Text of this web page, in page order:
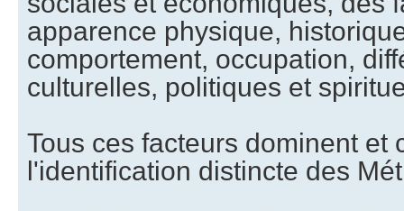
apparence physique,
comportement, occupation,
culturelles, politiques et
Tous ces facteurs dominent et
l'identification distincte des